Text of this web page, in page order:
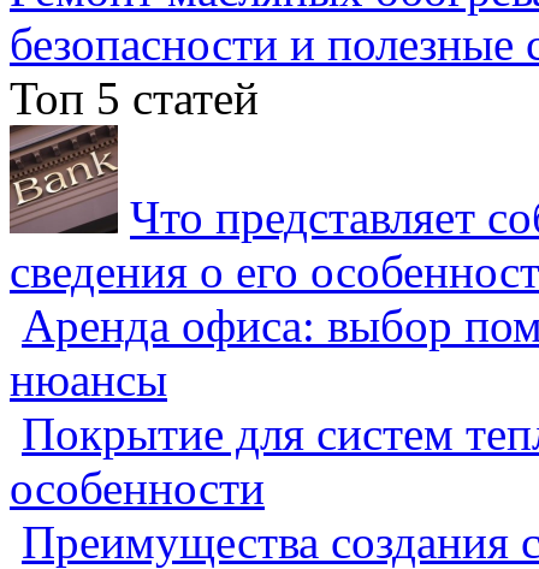
безопасности и полезные
Топ 5 статей
Что представляет
сведения о его
Аренда офиса: выбор
нюансы
Покрытие для систем
особенности
Преимущества создания